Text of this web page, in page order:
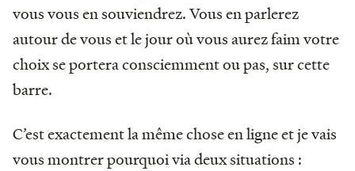
vous vous en souviendrez. Vous en parlerez
autour de vous et le jour où vous aurez faim votre
choix se portera consciemment ou pas, sur cette
barre.
C’est exactement la même chose en ligne et je vais
vous montrer pourquoi via deux situations :